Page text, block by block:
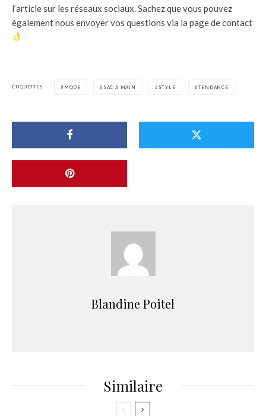
l’article sur les réseaux sociaux. Sachez que vous pouvez
également nous envoyer vos questions via la page de contact
ÉTIQUETTES MODE SAC A MAIN STYLE TENDANCE
Blandine Poitel
Similaire